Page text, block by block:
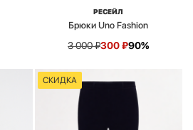
РЕСЕЙЛ
Брюки Uno Fashion
3 000₽300₽90%
СКИДКА